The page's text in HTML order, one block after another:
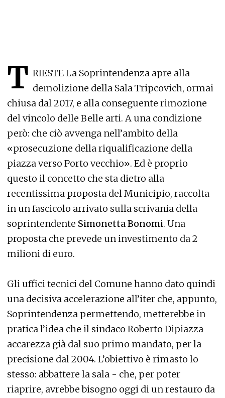
T RIESTE La Soprintendenza apre alla
demolizione della Sala Tripcovich, ormai
chiusa dal 2017, e alla conseguente rimozione
del vincolo delle Belle arti. A una condizione
però: che ciò avvenga nell’ambito della
«prosecuzione della riqualificazione della
piazza verso Porto vecchio». Ed è proprio
questo il concetto che sta dietro alla
recentissima proposta del Municipio, raccolta
in un fascicolo arrivato sulla scrivania della
soprintendente Simonetta Bonomi. Una
proposta che prevede un investimento da 2
milioni di euro.
Gli uffici tecnici del Comune hanno dato quindi
una decisiva accelerazione all’iter che, appunto,
Soprintendenza permettendo, metterebbe in
pratica l’idea che il sindaco Roberto Dipiazza
accarezza già dal suo primo mandato, per la
precisione dal 2004. L’obiettivo è rimasto lo
stesso: abbattere la sala - che, per poter
riaprire, avrebbe bisogno oggi di un restauro da